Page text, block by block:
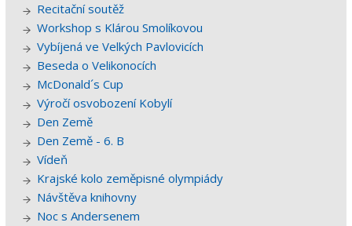
Recitační soutěž
Workshop s Klárou Smolíkovou
Vybíjená ve Velkých Pavlovicích
Beseda o Velikonocích
McDonald´s Cup
Výročí osvobození Kobylí
Den Země
Den Země - 6. B
Vídeň
Krajské kolo zeměpisné olympiády
Návštěva knihovny
Noc s Andersenem